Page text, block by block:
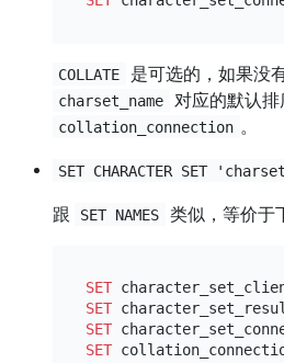
COLLATE 是可选的，如果没
charset_name 对应的默认
collation_connection 。
SET CHARACTER SET
跟 SET NAMES 类似，等价于
SET
SET
SET
SET